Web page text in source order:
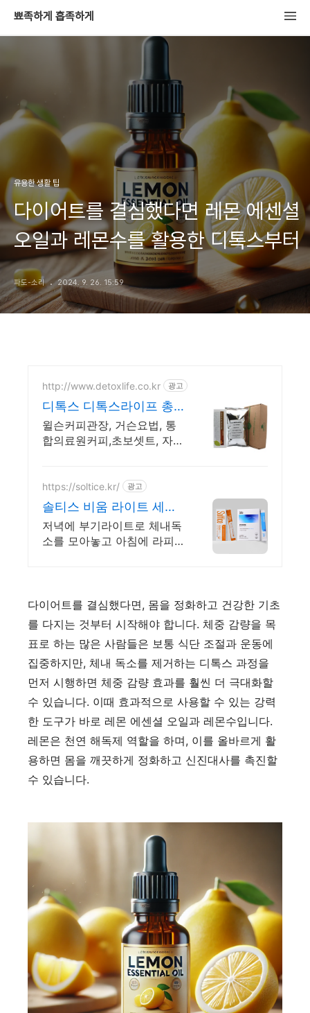
뾰족하게 흡족하게
유용한 생활 팁
다이어트를 결심했다면 레몬 에센셜
오일과 레몬수를 활용한 디톡스부터
파도-소리 2024. 9. 26. 15:59
http://www.detoxlife.co.kr 광고
디톡스 디톡스라이프 총
판
윌슨커피관장, 거슨요법, 통
합의료원커피,초보셋트, 자세
https://soltice.kr/ 광고
솔티스 비움 라이트 세트
독소&장 클리어세트
저녁에 부기라이트로 체내독
소를 모아놓고 아침에 라피
한번에 배출 해드립니다
다이어트를 결심했다면, 몸을 정화하고 건강한 기초
를 다지는 것부터 시작해야 합니다. 체중 감량을 목
표로 하는 많은 사람들은 보통 식단 조절과 운동에
집중하지만, 체내 독소를 제거하는 디톡스 과정을
먼저 시행하면 체중 감량 효과를 훨씬 더 극대화할
수 있습니다. 이때 효과적으로 사용할 수 있는 강력
한 도구가 바로 레몬 에센셜 오일과 레몬수입니다.
레몬은 천연 해독제 역할을 하며, 이를 올바르게 활
용하면 몸을 깨끗하게 정화하고 신진대사를 촉진할
수 있습니다.